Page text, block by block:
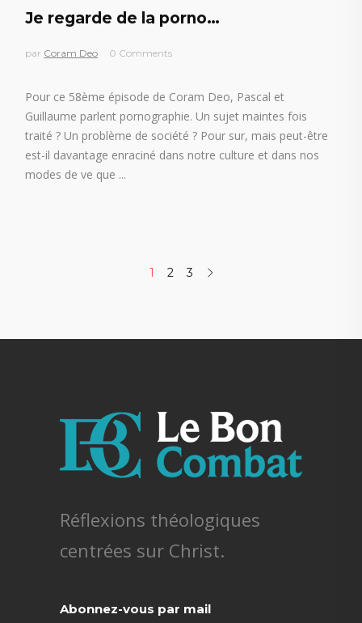
Je regarde de la porno…
par Coram Deo 0 Comments
Pour ce 58ème épisode de Coram Deo, Pascal et
Guillaume parlent pornographie. Un sujet maintes fois
traité ? Un problème de société ? Pour sur, mais peut-être
est-il davantage enraciné dans notre culture et dans nos
modes de ve que
1 2 3
Réflexions théologiques
centrées sur Christ.
Abonnez-vous par mail